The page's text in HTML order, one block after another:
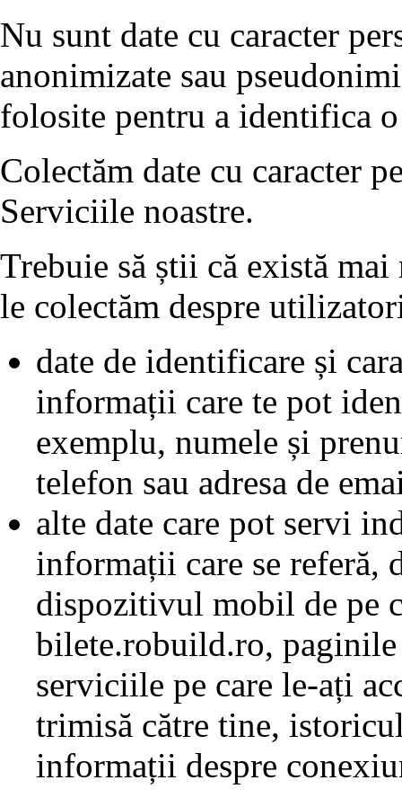
Nu sunt date cu caracter
anonimizate sau
folosite pentru a identifica
Colectăm date cu caracter
Serviciile noastre.
Trebuie să știi că există
le colectăm despre
date de identificare și
informații care te pot
exemplu, numele și
telefon sau adresa de
alte date care pot servi
informații care se referă,
dispozitivul mobil de pe
bilete.robuild.ro,
serviciile pe care le-ați
trimisă către tine,
informații despre